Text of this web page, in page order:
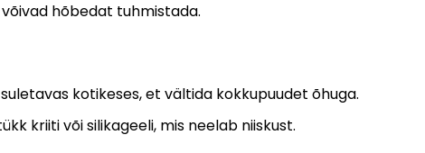
hõbedat tuhmistada.
kotikeses, et vältida kokkupuudet õhuga.
kriiti või silikageeli, mis neelab niiskust.